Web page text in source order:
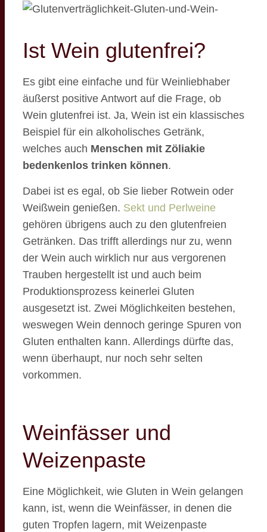
Ist Wein glutenfrei?
Es gibt eine einfache und für Weinliebhaber
äußerst positive Antwort auf die Frage, ob
Wein glutenfrei ist. Ja, Wein ist ein klassisches
Beispiel für ein alkoholisches Getränk,
welches auch Menschen mit Zöliakie
bedenkenlos trinken können.
Dabei ist es egal, ob Sie lieber Rotwein oder
Weißwein genießen. Sekt und Perlweine
gehören übrigens auch zu den glutenfreien
Getränken. Das trifft allerdings nur zu, wenn
der Wein auch wirklich nur aus vergorenen
Trauben hergestellt ist und auch beim
Produktionsprozess keinerlei Gluten
ausgesetzt ist. Zwei Möglichkeiten bestehen,
weswegen Wein dennoch geringe Spuren von
Gluten enthalten kann. Allerdings dürfte das,
wenn überhaupt, nur noch sehr selten
vorkommen.
Weinfässer und
Weizenpaste
Eine Möglichkeit, wie Gluten in Wein gelangen
kann, ist, wenn die Weinfässer, in denen die
guten Tropfen lagern, mit Weizenpaste